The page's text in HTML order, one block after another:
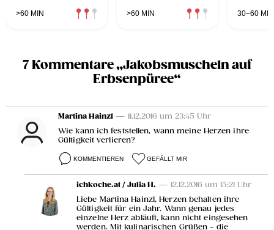
>60 MIN >60 MIN 30–60 MIN
7 Kommentare „Jakobsmuscheln auf
Erbsenpüree“
Martina Hainzl — 11.12.2016 um 23:45 Uhr
Wie kann ich feststellen, wann meine Herzen ihre
Gültigkeit verlieren?
KOMMENTIEREN GEFÄLLT MIR
ichkoche.at / Julia H. — 12.12.2016 um 15:21 Uhr
Liebe Martina Hainzl, Herzen behalten ihre
Gültigkeit für ein Jahr. Wann genau jedes
einzelne Herz abläuft, kann nicht eingesehen
werden. Mit kulinarischen Grüßen - die